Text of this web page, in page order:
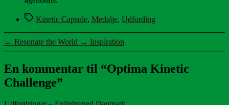
TagsKinetic Capsule, Medalje, Udfording
← Resonate the World → Inspiration
En kommentar til “Optima Kinetic
Challenge”